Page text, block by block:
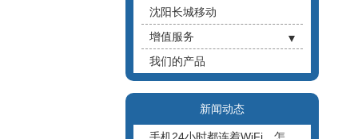
沈阳长城移动
增值服务
- 大麦影视VIP
- 鹏云教育
- 小鹏智能摄像头
- 大麦路由器
我们的产品
新闻动态